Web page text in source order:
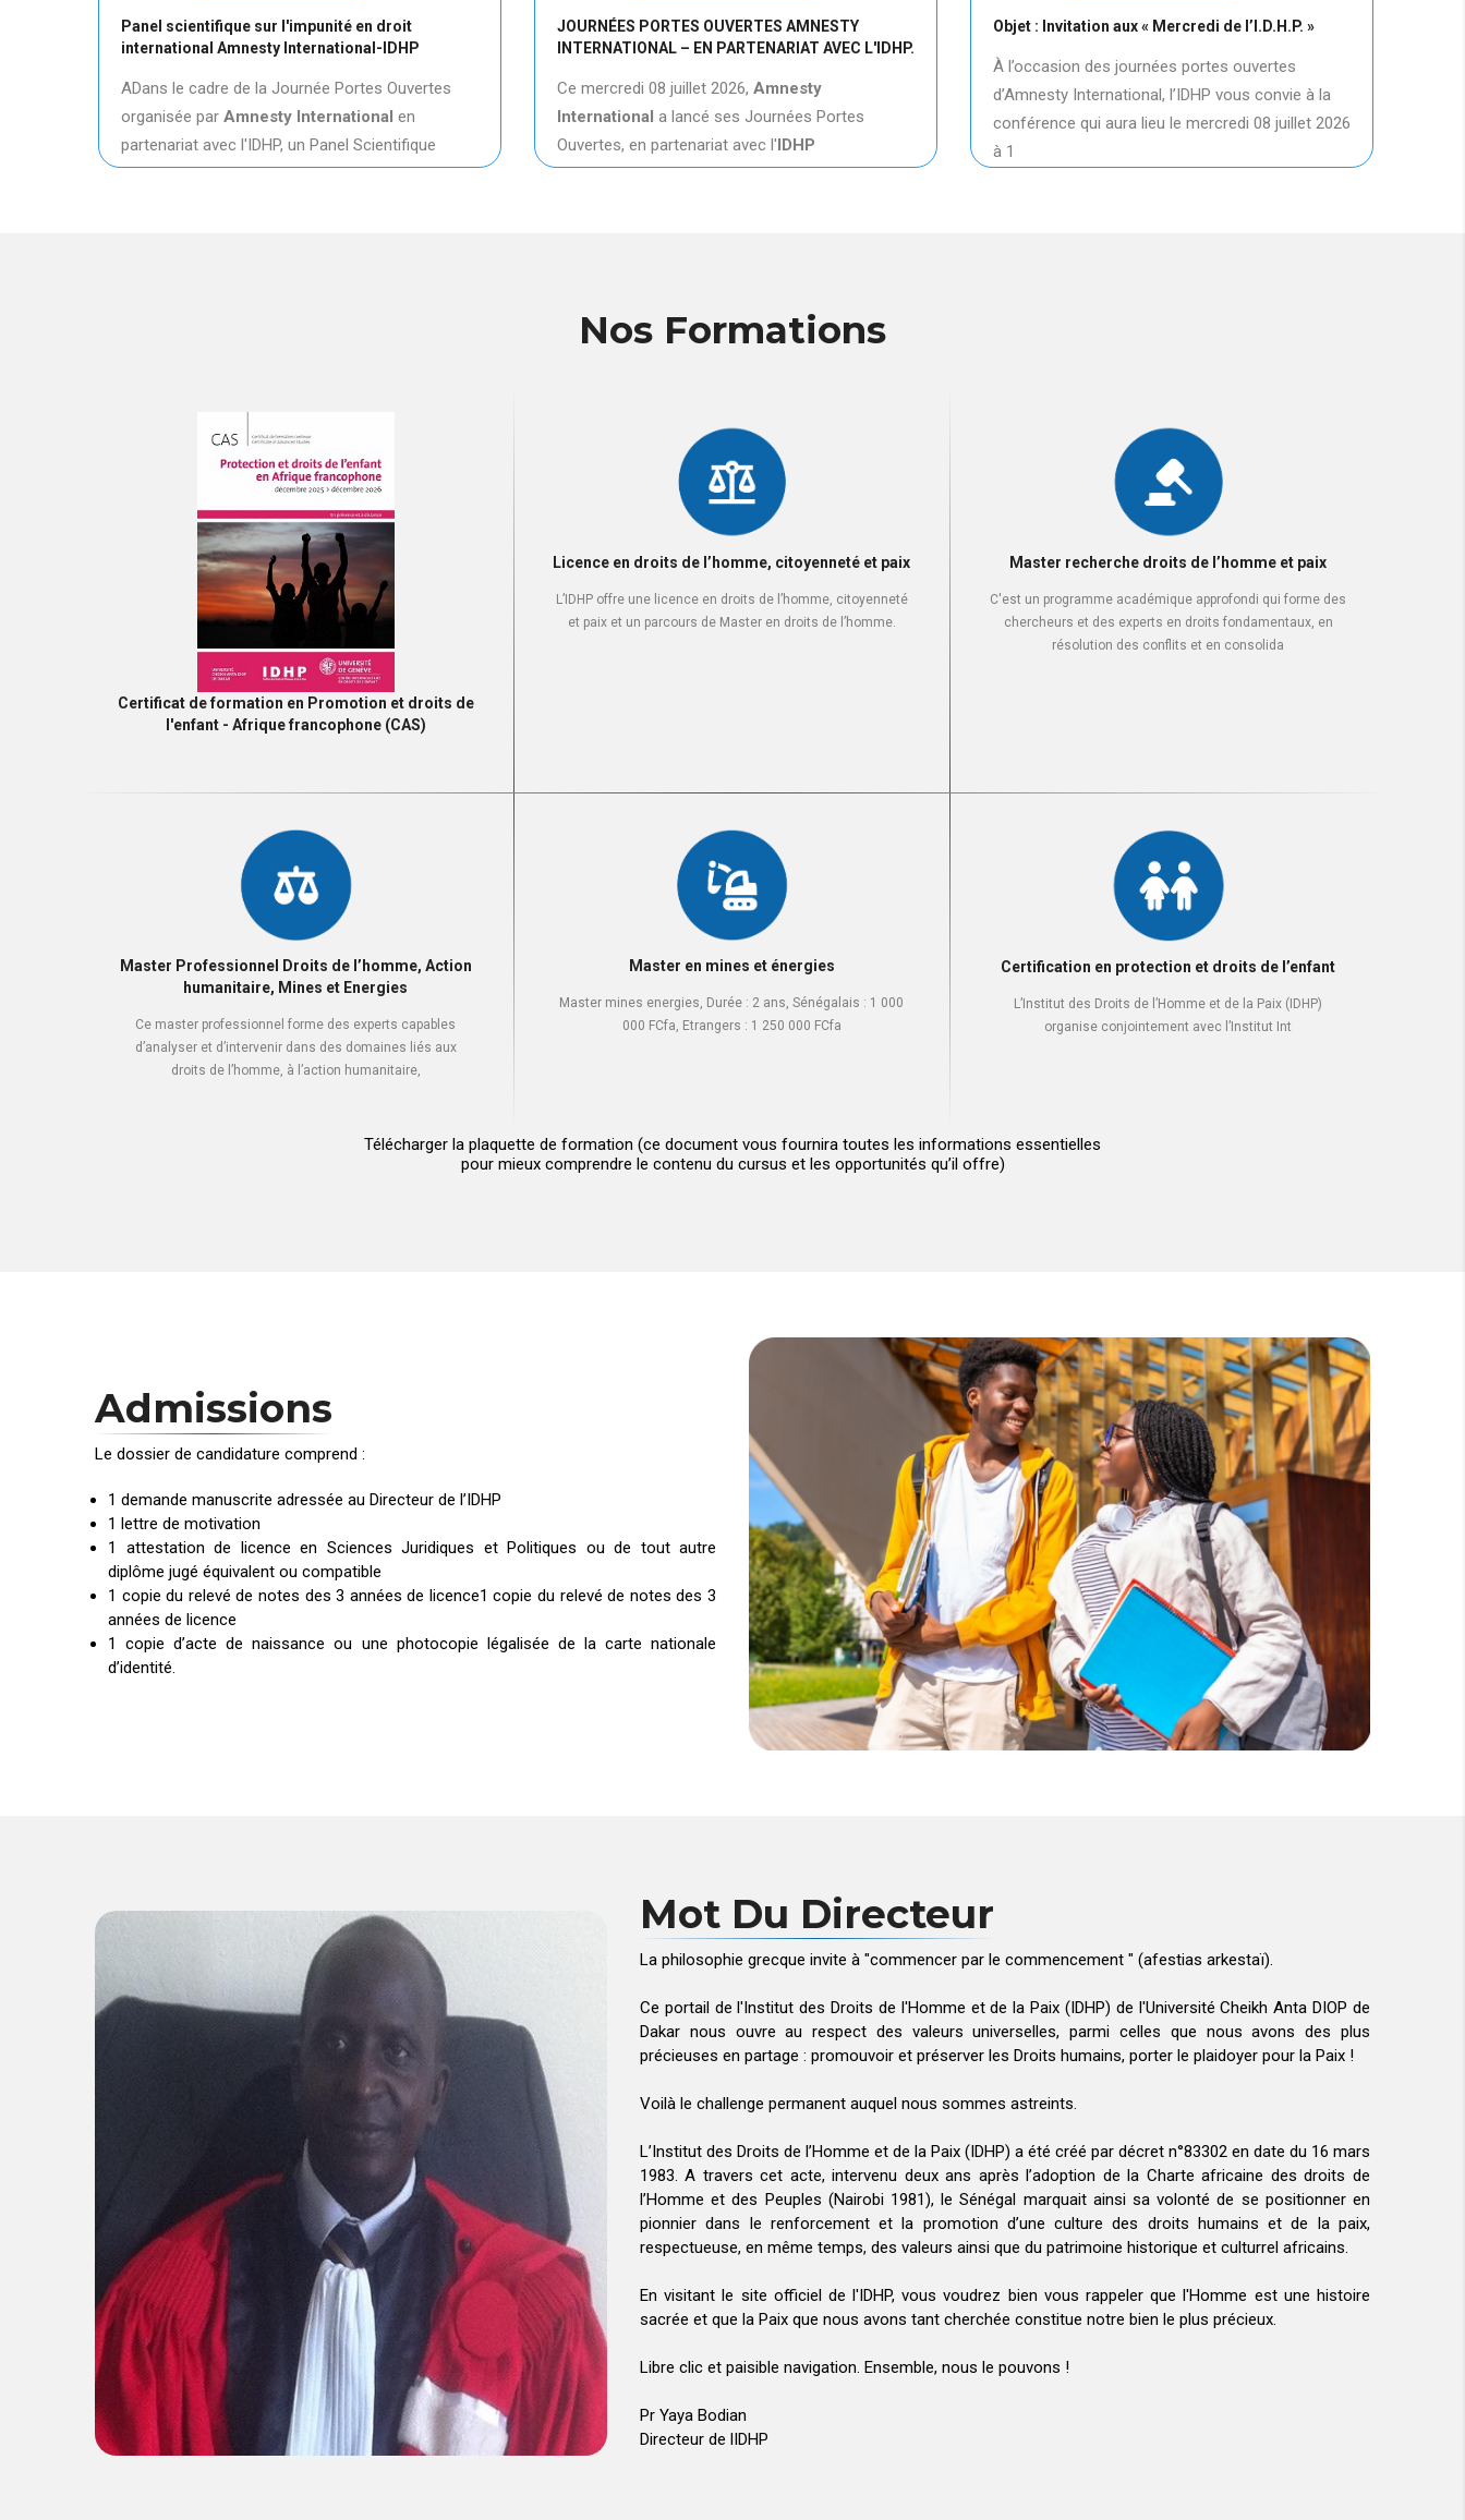
Panel scientifique sur l'impunité en droit
international Amnesty International-IDHP
ADans le cadre de la Journée Portes Ouvertes
organisée par Amnesty Internationalen
partenariat avec l'IDHP, un Panel Scientifique
JOURNÉES PORTES OUVERTES AMNESTY
INTERNATIONAL – EN PARTENARIAT AVEC L'IDHP.
Ce mercredi 08 juillet 2026, Amnesty
International a lancé ses Journées Portes
Ouvertes, en partenariat avec l'IDHP
Objet : Invitation aux « Mercredi de l’I.D.H.P. »
À l’occasion des journées portes ouvertes
d’Amnesty International, l’IDHP vous convie à la
conférence qui aura lieu le mercredi 08 juillet 2026
à 1
Nos Formations
Certificat de formation en Promotion et droits de
l'enfant - Afrique francophone (CAS)
Licence en droits de l’homme, citoyenneté et paix
L’IDHP offre une licence en droits de l’homme, citoyenneté
et paix et un parcours de Master en droits de l’homme.
Master recherche droits de l’homme et paix
C'est un programme académique approfondi qui forme des
chercheurs et des experts en droits fondamentaux, en
résolution des conflits et en consolida
Master Professionnel Droits de l’homme, Action
humanitaire, Mines et Energies
Ce master professionnel forme des experts capables
d’analyser et d’intervenir dans des domaines liés aux
droits de l’homme, à l’action humanitaire,
Master en mines et énergies
Master mines energies, Durée : 2 ans, Sénégalais : 1 000
000 FCfa, Etrangers : 1 250 000 FCfa
Certification en protection et droits de l’enfant
L’Institut des Droits de l’Homme et de la Paix (IDHP)
organise conjointement avec l’Institut Int
Télécharger la plaquette de formation (ce document vous fournira toutes les informations essentielles
pour mieux comprendre le contenu du cursus et les opportunités qu’il offre)
Admissions
Le dossier de candidature comprend :
1 demande manuscrite adressée au Directeur de l’IDHP
1 lettre de motivation
1 attestation de licence en Sciences Juridiques et Politiques ou de tout autre
diplôme jugé équivalent ou compatible
1 copie du relevé de notes des 3 années de licence1 copie du relevé de notes des 3
années de licence
1 copie d’acte de naissance ou une photocopie légalisée de la carte nationale
d’identité.
Mot Du Directeur
La philosophie grecque invite à "commencer par le commencement " (afestias arkestaï).
Ce portail de l'Institut des Droits de l'Homme et de la Paix (IDHP) de l'Université Cheikh Anta DIOP de
Dakar nous ouvre au respect des valeurs universelles, parmi celles que nous avons des plus
précieuses en partage : promouvoir et préserver les Droits humains, porter le plaidoyer pour la Paix !
Voilà le challenge permanent auquel nous sommes astreints.
L’Institut des Droits de l’Homme et de la Paix (IDHP) a été créé par décret n°83302 en date du 16 mars
1983. A travers cet acte, intervenu deux ans après l’adoption de la Charte africaine des droits de
l’Homme et des Peuples (Nairobi 1981), le Sénégal marquait ainsi sa volonté de se positionner en
pionnier dans le renforcement et la promotion d’une culture des droits humains et de la paix,
respectueuse, en même temps, des valeurs ainsi que du patrimoine historique et culturrel africains.
En visitant le site officiel de l'IDHP, vous voudrez bien vous rappeler que l'Homme est une histoire
sacrée et que la Paix que nous avons tant cherchée constitue notre bien le plus précieux.
Libre clic et paisible navigation. Ensemble, nous le pouvons !
Pr Yaya Bodian
Directeur de lIDHP